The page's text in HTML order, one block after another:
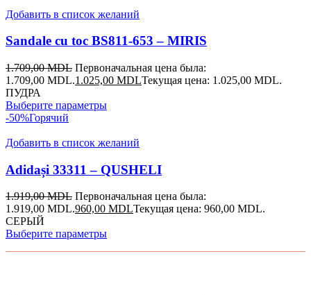
Добавить в список желаний
Sandale cu toc BS811-653 – MIRIS
1.709,00MDL Первоначальная цена была:
1.709,00 MDL.1.025,00 MDLТекущая цена: 1.025,00 MDL.
ПУДРА
Выберите параметры
-50%Горячий
Добавить в список желаний
Adidași 33311 – QUSHELI
1.919,00MDL Первоначальная цена была:
1.919,00 MDL.960,00 MDLТекущая цена: 960,00 MDL.
СЕРЫЙ
Выберите параметры